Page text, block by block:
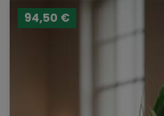
94,50 €